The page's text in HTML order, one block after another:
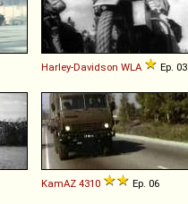
Harley-Davidson WLA Ep. 03
KamAZ 4310 Ep. 06